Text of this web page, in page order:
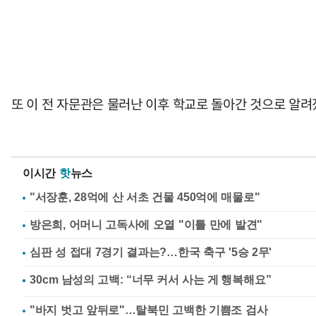
또 이 전 자문관은 물러난 이후 학교로 돌아간 것으로 알
이시간 핫뉴스
"서장훈, 28억에 산 서초 건물 450억에 매물로"
방은희, 어머니 고독사에 오열 "이틀 만에 발견"
심판 성 접대 7경기 결과는?…한국 축구 '5승 2무'
"바지 벗고 앞뒤로"…탈북민 고백한 기쁨조 검사